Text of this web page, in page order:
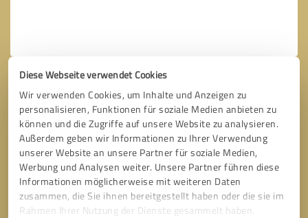
Diese Webseite verwendet Cookies
Wir verwenden Cookies, um Inhalte und Anzeigen zu
personalisieren, Funktionen für soziale Medien anbieten zu
können und die Zugriffe auf unsere Website zu analysieren.
Außerdem geben wir Informationen zu Ihrer Verwendung
unserer Website an unsere Partner für soziale Medien,
Werbung und Analysen weiter. Unsere Partner führen diese
Informationen möglicherweise mit weiteren Daten
zusammen, die Sie ihnen bereitgestellt haben oder die sie im
Rahmen Ihrer Nutzung der Dienste gesammelt haben.
Bitte um Rückruf * Erforderliche Angaben